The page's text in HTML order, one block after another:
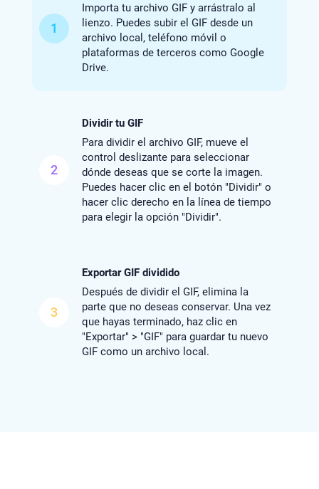
1
Importa tu archivo GIF y arrástralo al
lienzo. Puedes subir el GIF desde un
archivo local, teléfono móvil o
plataformas de terceros como Google
Drive.
2
Dividir tu GIF
Para dividir el archivo GIF, mueve el
control deslizante para seleccionar
dónde deseas que se corte la imagen.
Puedes hacer clic en el botón "Dividir" o
hacer clic derecho en la línea de tiempo
para elegir la opción "Dividir".
3
Exportar GIF dividido
Después de dividir el GIF, elimina la
parte que no deseas conservar. Una vez
que hayas terminado, haz clic en
"Exportar" > "GIF" para guardar tu nuevo
GIF como un archivo local.